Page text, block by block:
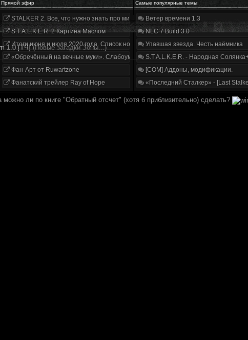
Прямой эфир Самые популярные темы
STALKER 2. Все, что нужно знать про мир, геймплей и сюжет | Разбор трейлера
S.T.A.L.K.E.R. 2 Картина Маслом
Итоги июня и июля 2020 года. Список нововведений
«Обречённый на вечные муки». Слабоумие и отвага
Фан-Арт от Ruwartzone
Фанатский трейлер Ray of Hope
Ветер времени 1.3
NLC 7 Build 3.0
Упавшая звезда. Честь наёмника
S.T.A.L.K.E.R. - Народная
[COM] Аддоны, модификации.
«Последний Сталкер» - [Last
1.0 [ТЧ] (Новые загадки Зоны...)
можно ли по книге "Обратный отсчет" (хотя б приблизительно) сделать?